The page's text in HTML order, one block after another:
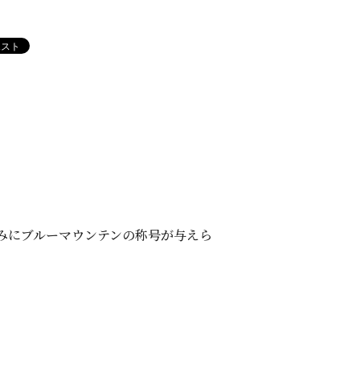
ブルーマウンテンの称号が与えら